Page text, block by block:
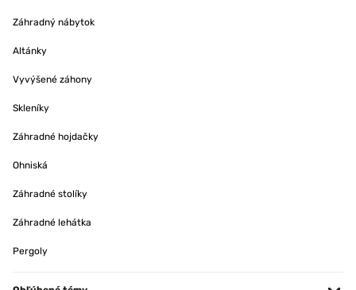
Záhradný nábytok
Altánky
Vyvýšené záhony
Skleníky
Záhradné hojdačky
Ohniská
Záhradné stolíky
Záhradné lehátka
Pergoly